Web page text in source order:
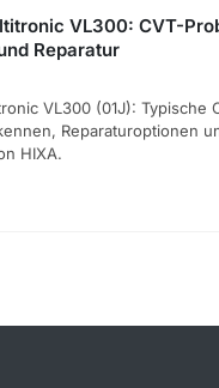
VL300: CVT-
Reparatur
VL300 (01J): Typische
Reparaturoptionen
HIXA.